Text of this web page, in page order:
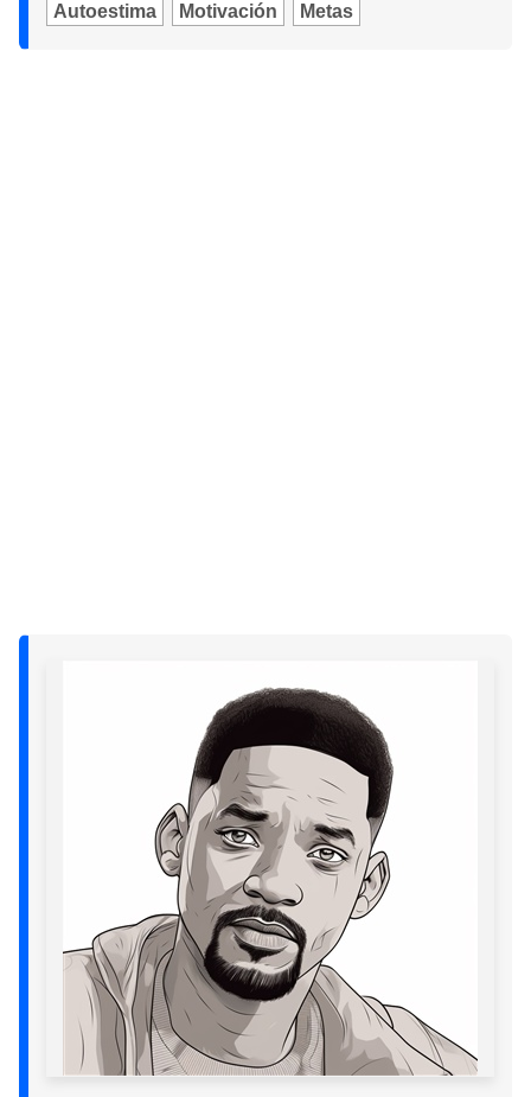
Autoestima Motivación Metas